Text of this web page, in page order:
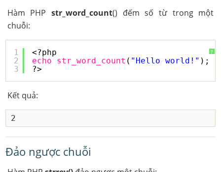
Hàm PHP str_word_count() đếm số từ trong một
chuỗi:
?
1
2
3
<?php
echo
str_word_count ( "Hello world!" );
?>
Kết quả:
Đảo ngược chuỗi